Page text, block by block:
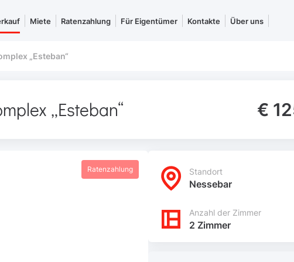
Miete Ratenzahlung Für Eigentümer Kontakte Über uns
„Esteban“
„Esteban“ €
Ratenzahlung Standort
Nessebar
Anzahl der Zimmer
2 Zimmer